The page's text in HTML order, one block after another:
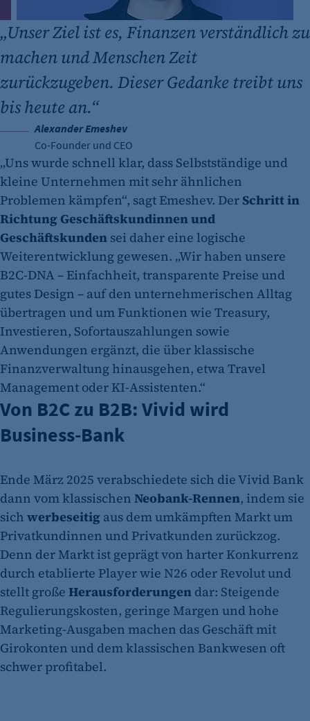
„Unser Ziel ist es, Finanzen verständlich zu
machen und Menschen Zeit
zurückzugeben. Dieser Gedanke treibt uns
bis heute an.“
Alexander Emeshev
Co-Founder und CEO
„Uns wurde schnell klar, dass Selbstständige und
kleine Unternehmen mit sehr ähnlichen
Problemen kämpfen“, sagt Emeshev. Der Schritt in
Richtung Geschäftskundinnen und
Geschäftskunden sei daher eine logische
Weiterentwicklung gewesen. „Wir haben unsere
B2C-DNA – Einfachheit, transparente Preise und
gutes Design – auf den unternehmerischen Alltag
übertragen und um Funktionen wie Treasury,
Investieren, Sofortauszahlungen sowie
Anwendungen ergänzt, die über klassische
Finanzverwaltung hinausgehen, etwa Travel
Management oder KI-Assistenten.“
Von B2C zu B2B: Vivid wird
Business-Bank
Ende März 2025 verabschiedete sich die Vivid Bank
dann vom klassischen Neobank-Rennen, indem sie
sich werbeseitig aus dem umkämpften Markt um
Privatkundinnen und Privatkunden zurückzog.
Denn der Markt ist geprägt von harter Konkurrenz
durch etablierte Player wie N26 oder Revolut und
stellt große Herausforderungen dar: Steigende
Regulierungskosten, geringe Margen und hohe
Marketing-Ausgaben machen das Geschäft mit
Girokonten und dem klassischen Bankwesen oft
schwer profitabel.